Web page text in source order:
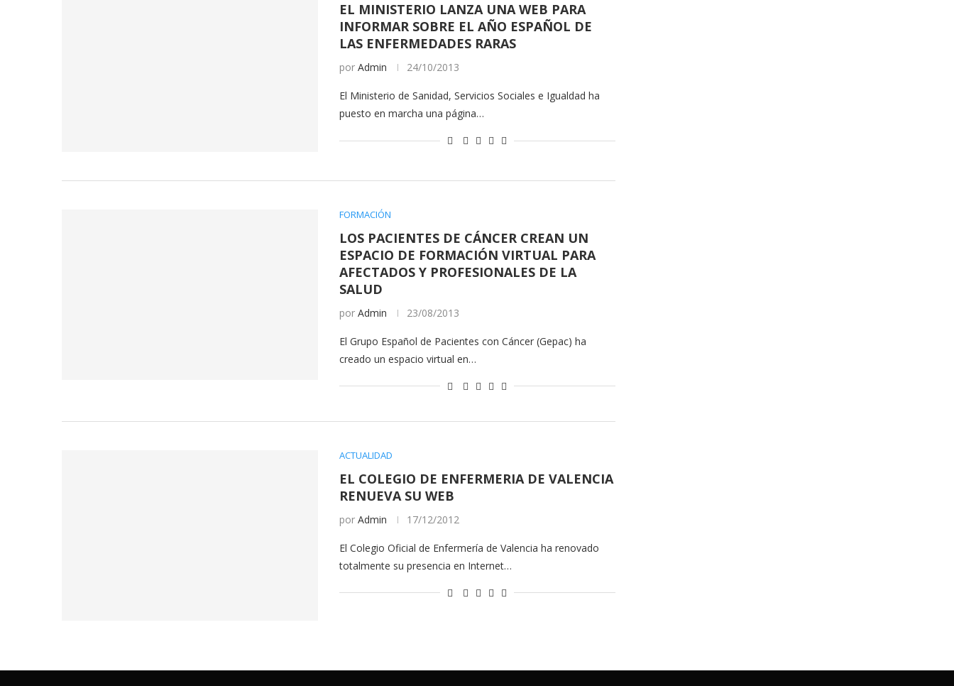
EL MINISTERIO LANZA UNA WEB PARA
INFORMAR SOBRE EL AÑO ESPAÑOL DE
LAS ENFERMEDADES RARAS
por Admin 24/10/2013
El Ministerio de Sanidad, Servicios Sociales e Igualdad ha
puesto en marcha una página…
FORMACIÓN
LOS PACIENTES DE CÁNCER CREAN UN
ESPACIO DE FORMACIÓN VIRTUAL PARA
AFECTADOS Y PROFESIONALES DE LA
SALUD
por Admin 23/08/2013
El Grupo Español de Pacientes con Cáncer (Gepac) ha
creado un espacio virtual en…
ACTUALIDAD
EL COLEGIO DE ENFERMERIA DE VALENCIA
RENUEVA SU WEB
por Admin 17/12/2012
El Colegio Oficial de Enfermería de Valencia ha renovado
totalmente su presencia en Internet…